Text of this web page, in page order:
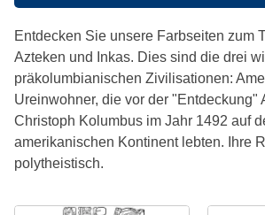
Entdecken Sie unsere Farbseiten zum
Azteken und Inkas. Dies sind die drei
präkolumbianischen Zivilisationen:
Ureinwohner, die vor der "Entdeckung"
Christoph Kolumbus im Jahr 1492 auf
amerikanischen Kontinent lebten. Ihre
polytheistisch.